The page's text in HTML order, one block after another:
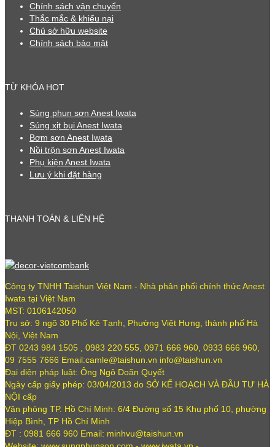
Chính sách vận chuyển
Thắc mắc & khiếu nại
Chủ sở hữu website
Chính sách bảo mật
TỪ KHÓA HOT
Súng phun sơn Anest Iwata
Súng xịt bụi Anest Iwata
Bơm sơn Anest Iwata
Nồi trộn sơn Anest Iwata
Phụ kiện Anest Iwata
Lưu ý khi đặt hàng
THANH TOÁN & LIÊN HỆ
Công ty TNHH Taishun Việt Nam - Nhà phân phối chính thức Anest
Iwata tại Việt Nam
MST: 0106142050
Trụ sở: 9 ngõ 30 Phố Kẻ Tạnh, Phường Việt Hưng, thành phố Hà
Nội, Việt Nam
ĐT 0243 984 1505 , 0983 220 555, 0971 666 960, 0933 666 960,
09 7555 7666 Email:camle@taishun.vn info@taishun.vn
Đại diện pháp luật: Ông Ngô Doãn Quyết
Ngày cấp giấy phép: 03/04/2013 do SỞ KẾ HOẠCH VÀ ĐẦU TƯ HÀ
NỘI cấp
Văn phòng TP. Hồ Chí Minh: 6/4 Đường số 15 Khu phố 10, phường
Hiệp Bình, TP Hồ Chí Minh
ĐT : 0981 666 960 Email: minhvu@taishun.vn